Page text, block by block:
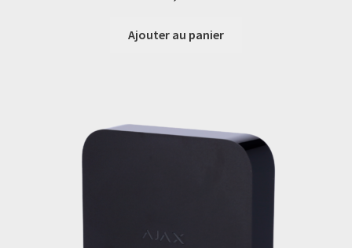
Ajouter au panier